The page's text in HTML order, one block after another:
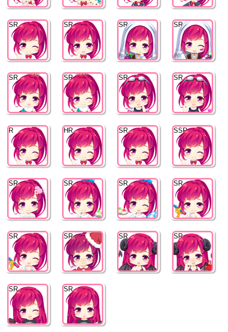
SR SR SR SR
SR SR SR SR
R HR SR SSR
SR SR SR SR
SR SR SR SR
SR SR